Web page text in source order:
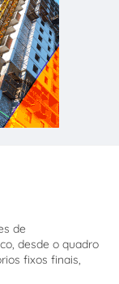
de
desde o quadro
fixos finais,